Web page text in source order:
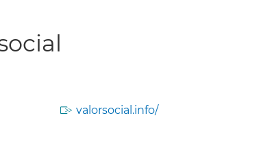
valorsocial.info/